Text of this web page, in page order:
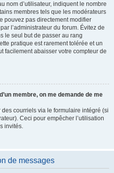
nom d’utilisateur, indiquent le nombre
membres tels que les modérateurs
pouvez pas directement modifier
l’administrateur du forum. Évitez de
le seul but de passer au rang
pratique est rarement tolérée et un
facilement abaisser votre compteur de
membre, on me demande de me
courriels via le formulaire intégré (si
Ceci pour empêcher l’utilisation
invités.
de messages